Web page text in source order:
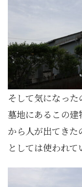
そして気になっ
墓地にあるこの
から人が出てき
としては使われて